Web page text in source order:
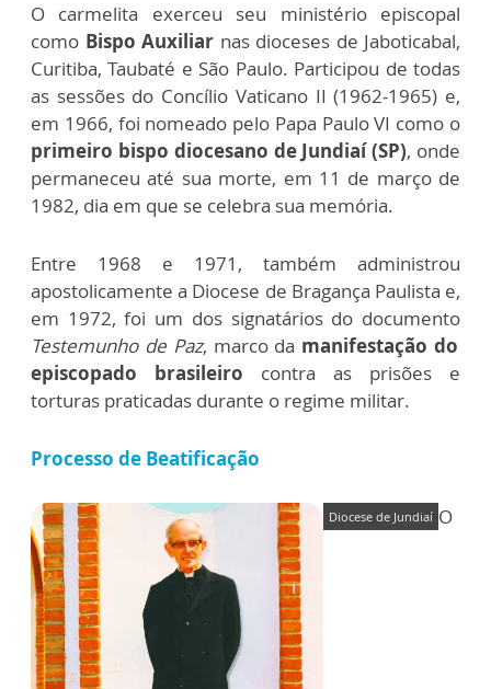
O carmelita exerceu seu ministério episcopal
como Bispo Auxiliar nas dioceses de Jaboticabal,
Curitiba, Taubaté e São Paulo. Participou de todas
as sessões do Concílio Vaticano II (1962-1965) e,
em 1966, foi nomeado pelo Papa Paulo VI como o
primeiro bispo diocesano de Jundiaí (SP), onde
permaneceu até sua morte, em 11 de março de
1982, dia em que se celebra sua memória.
Entre 1968 e 1971, também administrou
apostolicamente a Diocese de Bragança Paulista e,
em 1972, foi um dos signatários do documento
Testemunho de Paz, marco da manifestação do
episcopado brasileiro contra as prisões e
torturas praticadas durante o regime militar.
Processo de Beatificação
Diocese de Jundiaí O